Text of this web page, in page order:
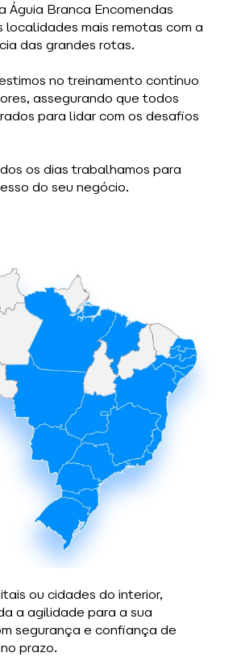
Águia Branca Encomendas
mais remotas com a
das grandes rotas.
no treinamento contínuo
assegurando que todos
para lidar com os desafios
os dias trabalhamos para
do seu negócio.
ou cidades do interior,
a agilidade para a sua
segurança e confiança de
prazo.